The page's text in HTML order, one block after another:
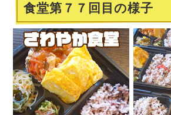
食堂第７７回目の様子